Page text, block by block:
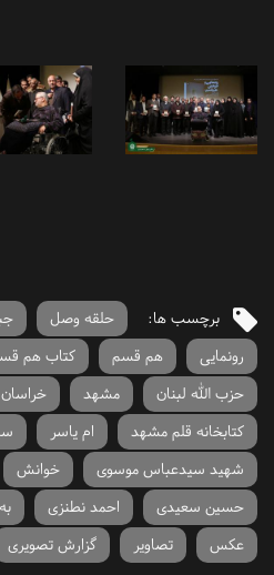
برچسب ها: حلقه وصل
رونمایی
هم قسم کتاب هم
حزب الله لبنان
مشهد
کتابخانه قلم مشهد
ام یاسر
شهید سیدعباس موسوی
خوانش
حسین سعیدی
احمد نطنزی
عکس
تصاویر گزارش تصویری